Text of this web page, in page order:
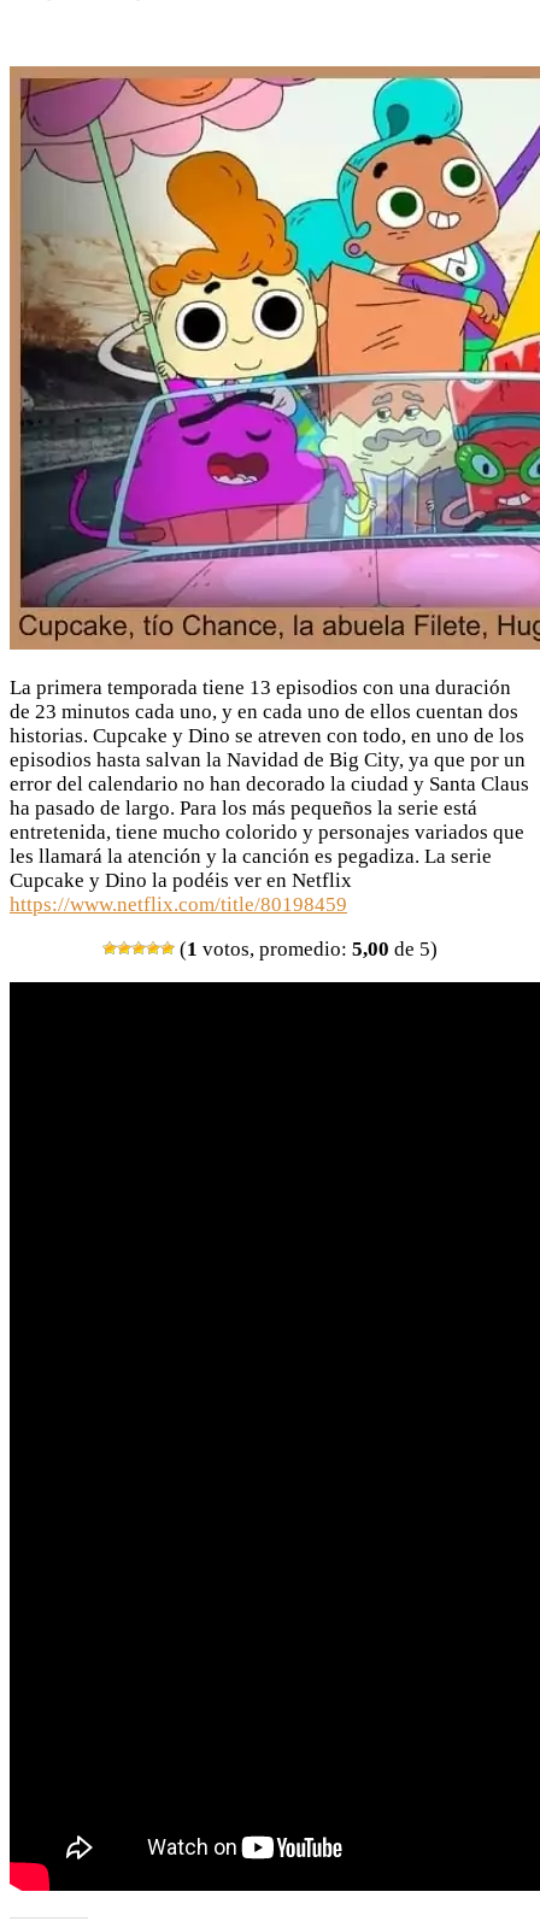
La primera temporada tiene 13 episodios con una duración
de 23 minutos cada uno, y en cada uno de ellos cuentan dos
historias. Cupcake y Dino se atreven con todo, en uno de los
episodios hasta salvan la Navidad de Big City, ya que por un
error del calendario no han decorado la ciudad y Santa Claus
ha pasado de largo. Para los más pequeños la serie está
entretenida, tiene mucho colorido y personajes variados que
les llamará la atención y la canción es pegadiza. La serie
Cupcake y Dino la podéis ver en Netflix
https://www.netflix.com/title/80198459
(1 votos, promedio: 5,00 de 5)